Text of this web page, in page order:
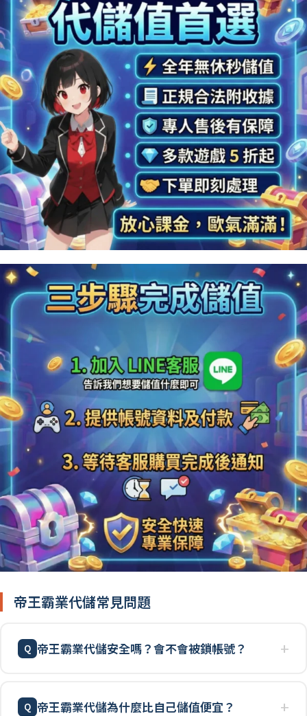
帝王霸業代儲常見問題
帝王霸業代儲安全嗎？會不會被鎖帳號？
帝王霸業代儲為什麼比自己儲值便宜？